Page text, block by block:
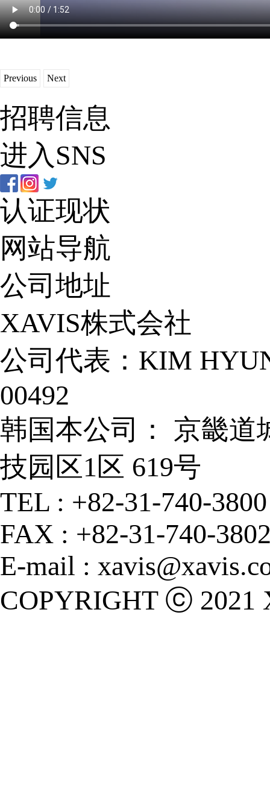
Previous Next
招聘信息
进入SNS
认证现状
网站导航
公司地址
XAVIS株式会社
公司代表：KIM
00492
韩国本公司： 京畿道
技园区1区 619号
TEL : +82-31-740-3800
FAX : +82-31-740-
E-mail :
COPYRIGHT ⓒ 2021